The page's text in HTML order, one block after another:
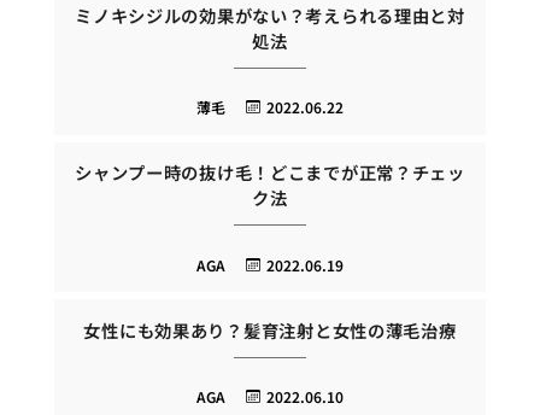
ミノキシジルの効果がない？考えられる理由と対
処法
2022.06.22
薄毛
シャンプー時の抜け毛！どこまでが正常？チェッ
ク法
2022.06.19
AGA
女性にも効果あり？髪育注射と女性の薄毛治療
2022.06.10
AGA